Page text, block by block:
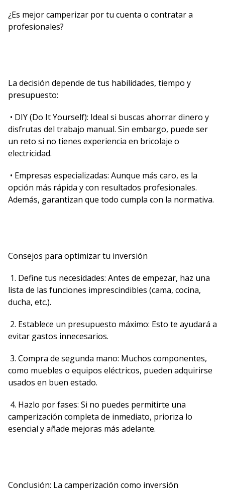
¿Es mejor camperizar por tu cuenta o contratar a
profesionales?
La decisión depende de tus habilidades, tiempo y
presupuesto:
• DIY (Do It Yourself): Ideal si buscas ahorrar dinero y
disfrutas del trabajo manual. Sin embargo, puede ser
un reto si no tienes experiencia en bricolaje o
electricidad.
• Empresas especializadas: Aunque más caro, es la
opción más rápida y con resultados profesionales.
Además, garantizan que todo cumpla con la normativa.
Consejos para optimizar tu inversión
1. Define tus necesidades: Antes de empezar, haz una
lista de las funciones imprescindibles (cama, cocina,
ducha, etc.).
2. Establece un presupuesto máximo: Esto te ayudará a
evitar gastos innecesarios.
3. Compra de segunda mano: Muchos componentes,
como muebles o equipos eléctricos, pueden adquirirse
usados en buen estado.
4. Hazlo por fases: Si no puedes permitirte una
camperización completa de inmediato, prioriza lo
esencial y añade mejoras más adelante.
Conclusión: La camperización como inversión